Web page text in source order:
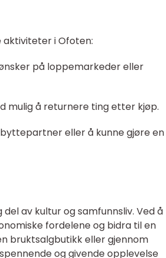
aktiviteter i Ofoten:
på loppemarkeder eller
mulig å returnere ting etter kjøp.
eller å kunne gjøre en
av kultur og samfunnsliv. Ved å
fordelene og bidra til en
bruktsalgbutikk eller gjennom
og givende opplevelse